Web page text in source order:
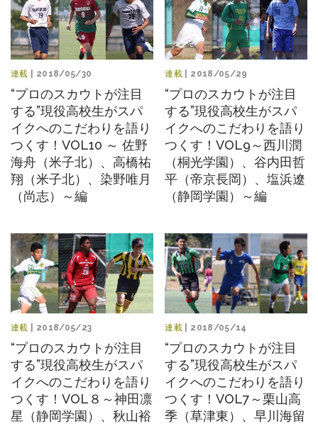
連載 | 2018/05/30
“プロのスカウトが注目
する”現役高校生がスパ
イクへのこだわりを語り
つくす！VOL10 ～ 佐野
海舟（米子北）、高橋祐
翔（米子北）、染野唯月
（尚志）～編
連載 | 2018/05/29
“プロのスカウトが注目
する”現役高校生がスパ
イクへのこだわりを語り
つくす！VOL9～西川潤
（桐光学園）、谷内田哲
平（帝京長岡）、塩浜遼
（静岡学園）～編
連載 | 2018/05/23
“プロのスカウトが注目
する”現役高校生がスパ
イクへのこだわりを語り
つくす！VOL８～神田凛
星（静岡学園）、秋山裕
連載 | 2018/05/14
“プロのスカウトが注目
する”現役高校生がスパ
イクへのこだわりを語り
つくす！VOL7～栗山高
季（草津東）、早川海留